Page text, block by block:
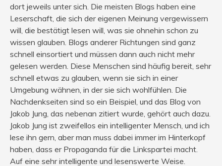
dort jeweils unter sich. Die meisten Blogs haben eine
Leserschaft, die sich der eigenen Meinung vergewissern
will, die bestätigt lesen will, was sie ohnehin schon zu
wissen glauben. Blogs anderer Richtungen sind ganz
schnell einsortiert und müssen dann auch nicht mehr
gelesen werden. Diese Menschen sind häufig bereit, sehr
schnell etwas zu glauben, wenn sie sich in einer
Umgebung wähnen, in der sie sich wohlfühlen. Die
Nachdenkseiten sind so ein Beispiel, und das Blog von
Jakob Jung, das nebenan zitiert wurde, gehört auch dazu.
Jakob Jung ist zweifellos ein intelligenter Mensch, und ich
lese ihn gern, aber man muss dabei immer im Hinterkopf
haben, dass er Propaganda für die Linkspartei macht.
Auf eine sehr intelligente und lesenswerte Weise.